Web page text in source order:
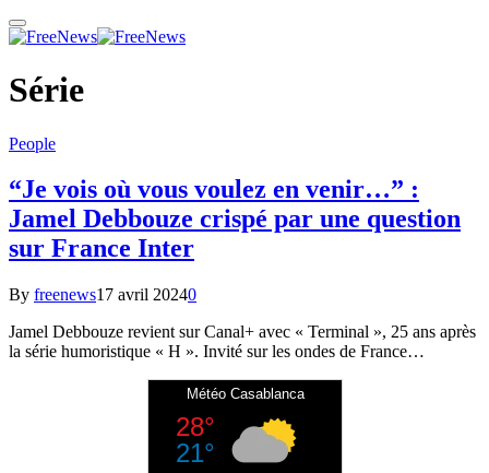
Série
People
“Je vois où vous voulez en venir…” :
Jamel Debbouze crispé par une question
sur France Inter
By freenews17 avril 20240
Jamel Debbouze revient sur Canal+ avec « Terminal », 25 ans après
la série humoristique « H ». Invité sur les ondes de France…